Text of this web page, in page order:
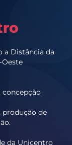
a Distância da
Oeste
de
da Unicentro